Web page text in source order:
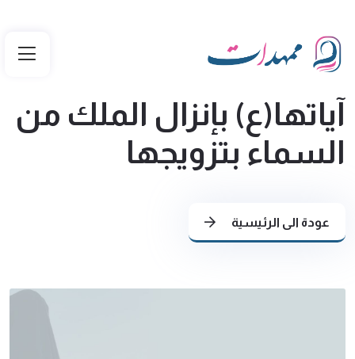
آياتها(ع) بإنزال الملك من
السماء بتزويجها
عودة الى الرئيسية